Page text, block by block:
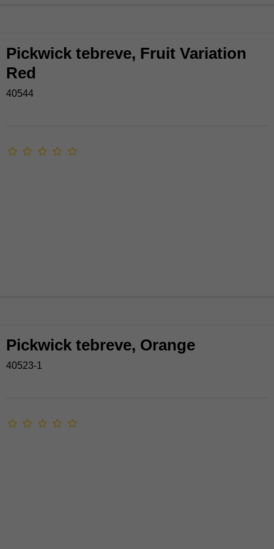
Pickwick tebreve, Fruit Variation
Red
40544
Pickwick tebreve, Orange
40523-1